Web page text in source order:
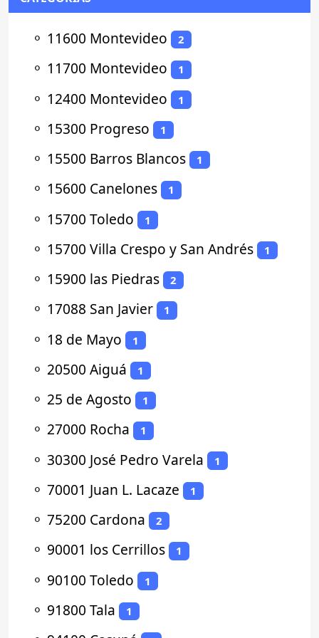
⚬ 11600 Montevideo 2
⚬ 11700 Montevideo 1
⚬ 12400 Montevideo 1
⚬ 15300 Progreso 1
⚬ 15500 Barros Blancos 1
⚬ 15600 Canelones 1
⚬ 15700 Toledo 1
⚬ 15700 Villa Crespo y San Andrés 1
⚬ 15900 las Piedras 2
⚬ 17088 San Javier 1
⚬ 18 de Mayo 1
⚬ 20500 Aiguá 1
⚬ 25 de Agosto 1
⚬ 27000 Rocha 1
⚬ 30300 José Pedro Varela 1
⚬ 70001 Juan L. Lacaze 1
⚬ 75200 Cardona 2
⚬ 90001 los Cerrillos 1
⚬ 90100 Toledo 1
⚬ 91800 Tala 1